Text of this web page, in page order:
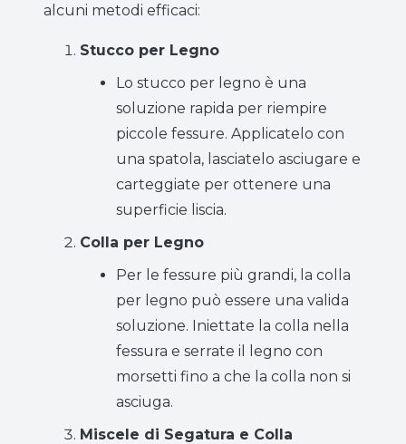
alcuni metodi efficaci:
Stucco per Legno
Lo stucco per legno è una
soluzione rapida per riempire
piccole fessure. Applicatelo con
una spatola, lasciatelo asciugare e
carteggiate per ottenere una
superficie liscia.
Colla per Legno
Per le fessure più grandi, la colla
per legno può essere una valida
soluzione. Iniettate la colla nella
fessura e serrate il legno con
morsetti fino a che la colla non si
asciuga.
Miscele di Segatura e Colla